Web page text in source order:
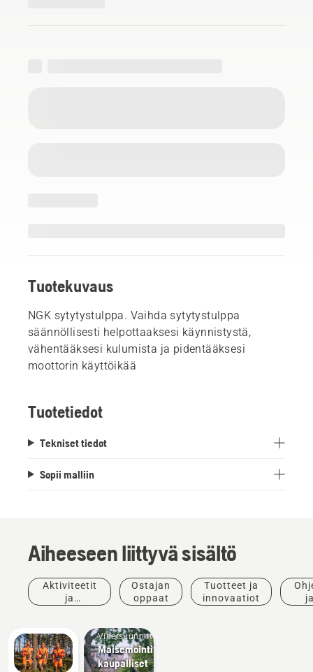
Tuotekuvaus
NGK sytytystulppa. Vaihda sytytystulppa
säännöllisesti helpottaaksesi käynnistystä,
vähentääksesi kulumista ja pidentääksesi
moottorin käyttöikää
Tuotetiedot
Tekniset tiedot
Sopii malliin
Aiheeseen liittyvä sisältö
Aktiviteetit
ja
Ostajan
oppaat
Tuotteet ja
innovaatiot
Vihersuunnittelu
Maisemointivälineet,
kaupalliset